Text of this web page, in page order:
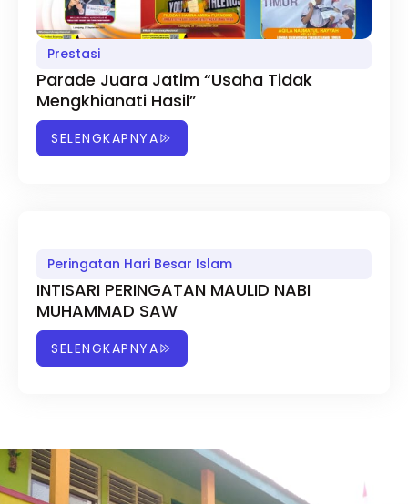
Prestasi
Parade Juara Jatim “Usaha Tidak
Mengkhianati Hasil”
SELENGKAPNYA
Peringatan Hari Besar Islam
INTISARI PERINGATAN MAULID NABI
MUHAMMAD SAW
SELENGKAPNYA